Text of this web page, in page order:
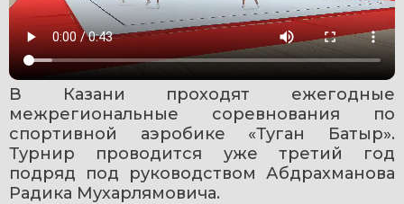
В Казани проходят ежегодные
межрегиональные соревнования по
спортивной аэробике «Туган Батыр».
Турнир проводится уже третий год
подряд под руководством Абдрахманова
Радика Мухарлямовича.